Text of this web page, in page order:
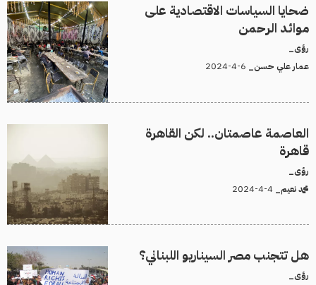
ضحايا السياسات الاقتصادية على
موائد الرحمن
رؤى_
عمار علي حسن_
العاصمة عاصمتان.. لكن القاهرة
قاهرة
رؤى_
محمد نعيم_
هل تتجنب مصر السيناريو اللبناني؟
رؤى_